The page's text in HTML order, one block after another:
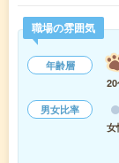
職場の雰囲気
年齢層
男女比率
女